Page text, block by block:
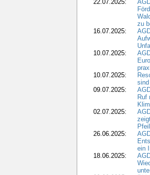
22.07.2025:
zu
16.07.2025:
10.07.2025:
10.07.2025:
09.07.2025:
Ruf
02.07.2025:
26.06.2025:
ein
18.06.2025: